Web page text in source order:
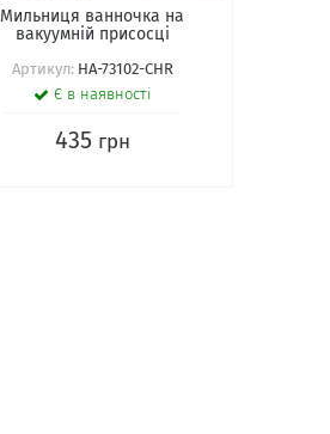
Мильниця ванночка на
вакуумній присосці
Артикул: HA-73102-CHR
Є в наявності
435 грн